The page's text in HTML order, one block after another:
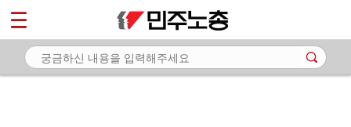
마이페이지
소개